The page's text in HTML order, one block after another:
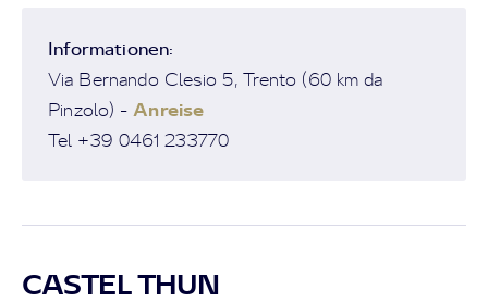
Informationen:
Via Bernando Clesio 5, Trento (60 km da
Pinzolo) -Anreise
Tel +39 0461 233770
CASTEL THUN